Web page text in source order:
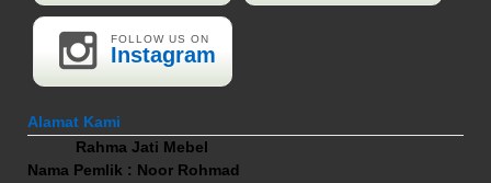
FOLLOW US ON
Instagram
Alamat Kami
Rahma Jati Mebel
Nama Pemlik : Noor Rohmad